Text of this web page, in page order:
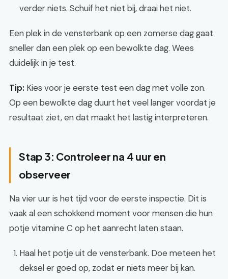
verder niets. Schuif het niet bij, draai het niet.
Een plek in de vensterbank op een zomerse dag gaat
sneller dan een plek op een bewolkte dag. Wees
duidelijk in je test.
Tip: Kies voor je eerste test een dag met volle zon.
Op een bewolkte dag duurt het veel langer voordat je
resultaat ziet, en dat maakt het lastig interpreteren.
Stap 3: Controleer na 4 uur en
observeer
Na vier uur is het tijd voor de eerste inspectie. Dit is
vaak al een schokkend moment voor mensen die hun
potje vitamine C op het aanrecht laten staan.
Haal het potje uit de vensterbank. Doe meteen het
deksel er goed op, zodat er niets meer bij kan.